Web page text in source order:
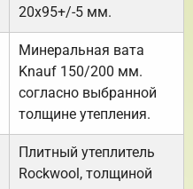
20х95+/-5 мм.
Минеральная вата
Knauf 150/200 мм.
согласно выбранной
толщине утепления.
Плитный утеплитель
Rockwool, толщиной